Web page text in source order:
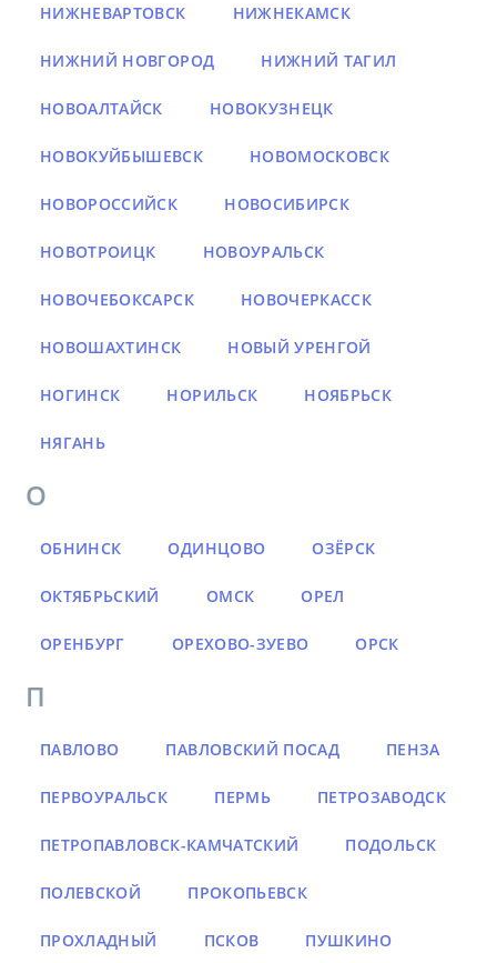
НИЖНЕВАРТОВСК НИЖНЕКАМСК
НИЖНИЙ НОВГОРОД НИЖНИЙ ТАГИЛ
НОВОАЛТАЙСК НОВОКУЗНЕЦК
НОВОКУЙБЫШЕВСК НОВОМОСКОВСК
НОВОРОССИЙСК НОВОСИБИРСК
НОВОТРОИЦК НОВОУРАЛЬСК
НОВОЧЕБОКСАРСК НОВОЧЕРКАССК
НОВОШАХТИНСК НОВЫЙ УРЕНГОЙ
НОГИНСК НОРИЛЬСК НОЯБРЬСК
НЯГАНЬ
О
ОБНИНСК ОДИНЦОВО ОЗЁРСК
ОКТЯБРЬСКИЙ ОМСК ОРЕЛ
ОРЕНБУРГ ОРЕХОВО-ЗУЕВО ОРСК
П
ПАВЛОВО ПАВЛОВСКИЙ ПОСАД ПЕНЗА
ПЕРВОУРАЛЬСК ПЕРМЬ ПЕТРОЗАВОДСК
ПЕТРОПАВЛОВСК-КАМЧАТСКИЙ ПОДОЛЬСК
ПОЛЕВСКОЙ ПРОКОПЬЕВСК
ПРОХЛАДНЫЙ ПСКОВ ПУШКИНО